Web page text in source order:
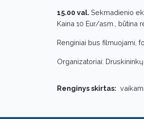
15.00 val. Sekmadienio
Kaina 10 Eur/asm., būtina
Renginiai bus filmuojami,
Organizatoriai:
Renginys skirtas: